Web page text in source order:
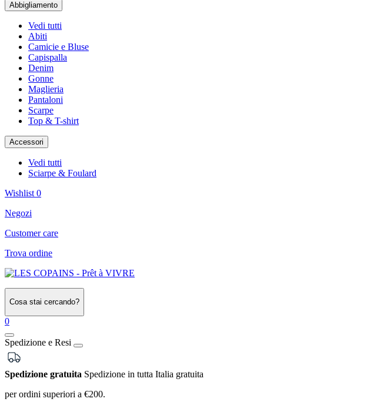
Abbigliamento
Vedi tutti
Abiti
Camicie e Bluse
Capispalla
Denim
Gonne
Maglieria
Pantaloni
Scarpe
Top & T-shirt
Accessori
Vedi tutti
Sciarpe & Foulard
Wishlist 0
Negozi
Customer care
Trova ordine
Cosa stai cercando?
0
Spedizione e Resi
Spedizione gratuita Spedizione in tutta Italia gratuita
per ordini superiori a €200.